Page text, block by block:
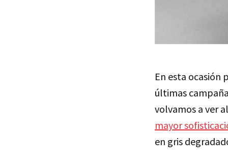
En esta ocasión
últimas
volvamos a ver
mayor
en gris